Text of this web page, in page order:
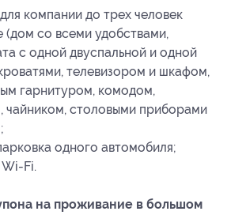
компании до трех человек
(дом со всеми удобствами,
с одной двуспальной и одной
телевизором и шкафом,
гарнитуром, комодом,
чайником, столовыми приборами
одного автомобиля;
Fi.
на проживание в большом